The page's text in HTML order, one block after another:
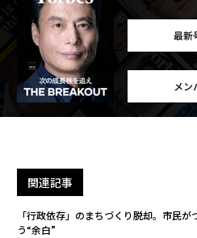
最新
メン
関連記事
「行政依存」のまちづくり脱却。市民
う“余白”